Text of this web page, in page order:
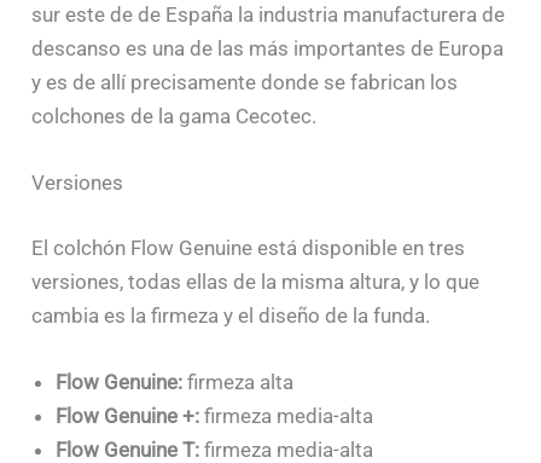
sur este de de España la industria manufacturera de
descanso es una de las más importantes de Europa
y es de allí precisamente donde se fabrican los
colchones de la gama Cecotec.
Versiones
El colchón Flow Genuine está disponible en tres
versiones, todas ellas de la misma altura, y lo que
cambia es la firmeza y el diseño de la funda.
Flow Genuine: firmeza alta
Flow Genuine +: firmeza media-alta
Flow Genuine T: firmeza media-alta